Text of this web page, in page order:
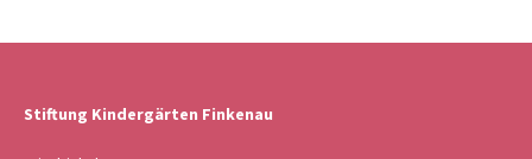
Stiftung Kindergärten Finkenau